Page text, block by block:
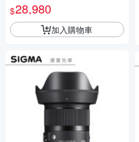
$28,980
加入購物車